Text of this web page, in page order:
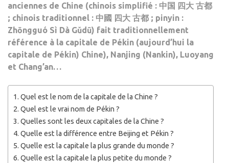
anciennes de Chine (chinois simplifié : 中国 四大 古都
; chinois traditionnel : 中國 四大 古都 ; pinyin :
Zhōngguó Sì Dà Gǔdū) fait traditionnellement
référence à la capitale de Pékin (aujourd’hui la
capitale de Pékin) Chine), Nanjing (Nankin), Luoyang
et Chang’an…
Quel est le nom de la capitale de la Chine ?
Quel est le vrai nom de Pékin ?
Quelles sont les deux capitales de la Chine ?
Quelle est la différence entre Beijing et Pékin ?
Quelle est la capitale la plus grande du monde ?
Quelle est la capitale la plus petite du monde ?